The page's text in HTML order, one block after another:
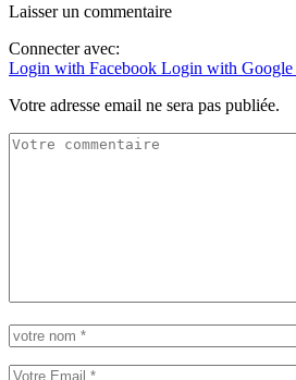
Laisser un commentaire
Connecter avec:
Login with Facebook Login with Google
Votre adresse email ne sera pas publiée.